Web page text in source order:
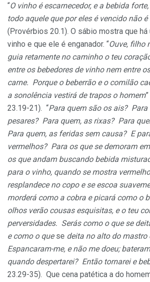
“O vinho é escarnecedor, e a bebida
todo aquele que por eles é vencido não
(Provérbios 20.1). O sábio mostra que há
vinho e que ele é enganador. “Ouve, filho
guia retamente no caminho o teu
entre os bebedores de vinho nem entre
carne. Porque o beberrão e o comilão
a sonolência vestirá de trapos o homem
23.19-21). “Para quem são os ais? Para
pesares? Para quem, as rixas? Para
Para quem, as feridas sem causa? E
vermelhos? Para os que se demoram
os que andam buscando bebida
para o vinho, quando se mostra
resplandece no copo e se escoa
morderá como a cobra e picará como o
olhos verão cousas esquisitas, e o teu
perversidades. Serás como o que se
e como o quese deita no alto do mastro
Espancaram-me, e não me doeu;
quando despertarei? Então tornarei e
23.29-35). Que cena patética a do